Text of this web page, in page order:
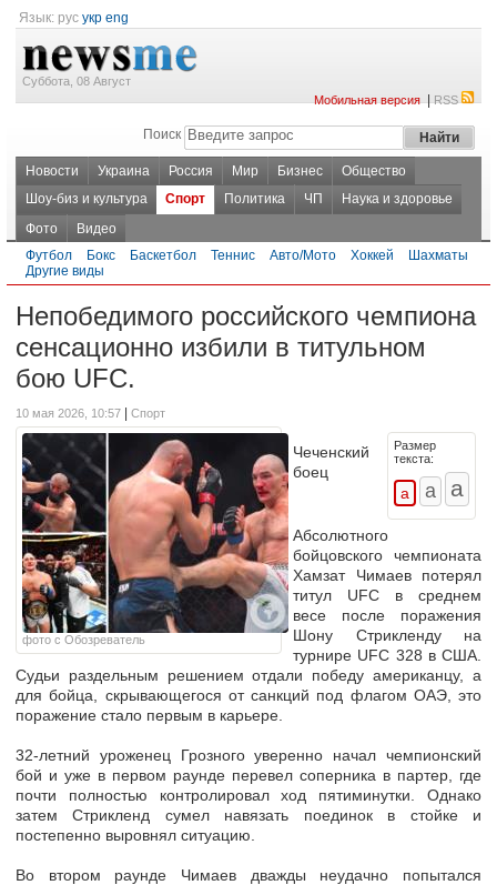
Язык: рус укр eng
Суббота, 08 Август
Мобильная версия|RSS
Поиск
Новости Украина Россия Мир Бизнес
Общество
Шоу-биз и культура
Спорт Политика ЧП
Наука и здоровье
Фото
Видео
Футбол
Бокс Баскетбол Теннис Авто/Мото Хоккей
Шахматы
Другие виды
Непобедимого российского чемпиона
сенсационно избили в титульном
бою UFC.
10 мая 2026, 10:57 Спорт
фото с Обозреватель
Размер
текста:
Чеченский
боец
Абсолютного
бойцовского чемпионата
Хамзат Чимаевпотерял
титул UFC в среднем
весе после поражения
Шону Стрикленду на
турнире UFC 328 в США.
Судьи раздельным решением отдали победу американцу, а
для бойца, скрывающегося от санкций под флагом ОАЭ, это
поражение стало первым в карьере.
32-летний уроженец Грозного уверенно начал чемпионский
бой и уже в первом раунде перевел соперника в партер, где
почти полностью контролировал ход пятиминутки. Однако
затем Стрикленд сумел навязать поединок в стойке и
постепенно выровнял ситуацию.
Во втором раунде Чимаев дважды неудачно попытался